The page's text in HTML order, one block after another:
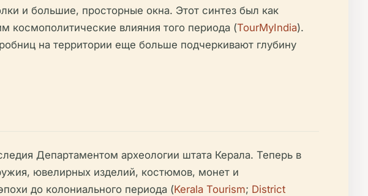
и большие, просторные окна. Этот синтез был как
влияния того периода (TourMyIndia).
на территории еще больше подчеркивают глубину
Департаментом археологии штата Керала. Теперь в
ювелирных изделий, костюмов, монет и
до колониального периода (Kerala Tourism; District